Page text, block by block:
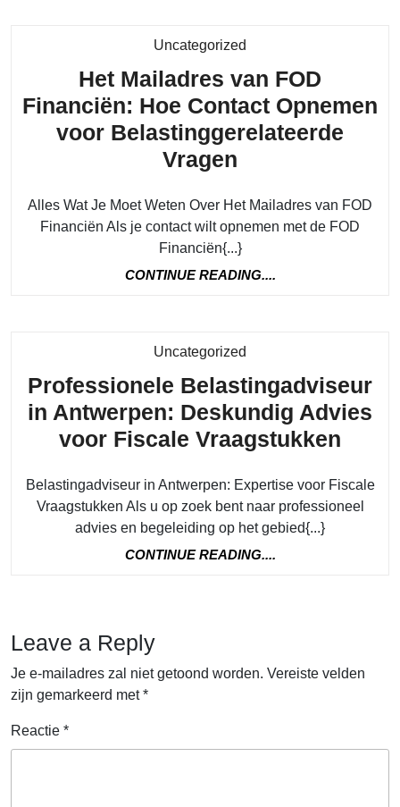
Uncategorized
Het Mailadres van FOD
Financiën: Hoe Contact Opnemen
voor Belastinggerelateerde
Vragen
van
FOD
Financiën:
Opnemen
voor
Vragen
Alles Wat Je Moet Weten Over Het Mailadres van FOD
Financiën Als je contact wilt opnemen met de FOD
Financiën{...}
CONTINUE READING....
Uncategorized
Professionele Belastingadviseur
in Antwerpen: Deskundig Advies
voor Fiscale Vraagstukken
in
Belastingadviseur in Antwerpen: Expertise voor Fiscale
Vraagstukken Als u op zoek bent naar professioneel
advies en begeleiding op het gebied{...}
CONTINUE READING....
Leave a Reply
Je e-mailadres zal niet getoond worden. Vereiste velden
zijn gemarkeerd met*
Reactie *